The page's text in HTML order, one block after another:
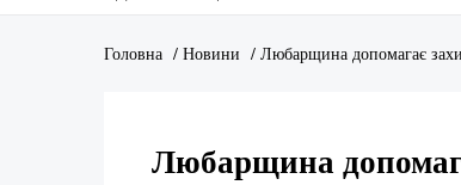
Головна / Новини / Любарщина допомагає
Любарщина